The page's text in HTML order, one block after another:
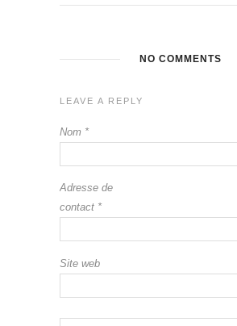
NO COMMENTS
LEAVE A REPLY
Nom *
Adresse de
contact *
Site web